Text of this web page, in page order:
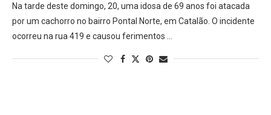
Na tarde deste domingo, 20, uma idosa de 69 anos foi atacada
por um cachorro no bairro Pontal Norte, em Catalão. O incidente
ocorreu na rua 419 e causou ferimentos …